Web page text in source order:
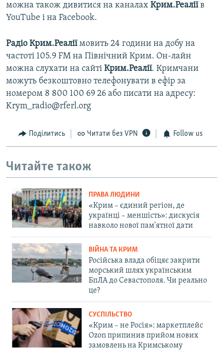
можна також дивитися на каналах Крим.Реаліїв
YouTube і на Facebook.
Радіо Крим.Реаліїмовить 24 години на добу на
частоті 105.9 FM на Північний Крим. Он-лайн
можна слухати на сайті Крим.Реалії. Кримчани
можуть безкоштовно телефонувати в ефір за
номером 8 800 100 69 26 або писати на адресу:
Krym_radio@rferl.org
Поділитись Читати без VPN Follow us
Читайте також
ПРАВА ЛЮДИНИ
«Крим – єдиний регіон, де
українці – меншість»: дискусія
навколо нової пам'ятної дати
ВІЙНА ТА КРИМ
Російська влада обіцяє закрити
морський шлях українським
БпЛА до Севастополя. Чи реально
це?
СУСПІЛЬСТВО
«Крим – не Росія»: маркетплейс
Ozon припинив прийом нових
замовлень на Кримському